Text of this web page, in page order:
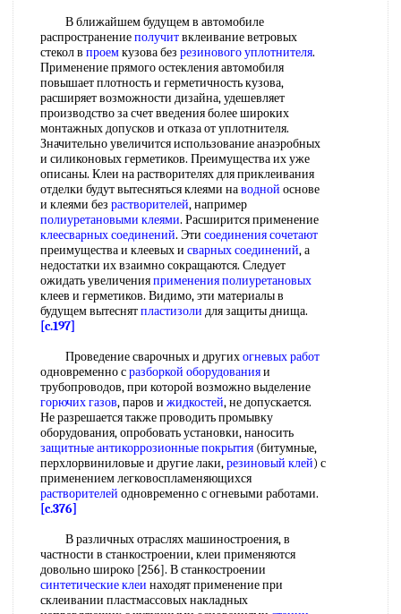
В ближайшем будущем в автомобиле
распространениеполучитвклеивание ветровых
стекол в проемкузова без резинового уплотнителя.
Применение прямого остекления автомобиля
повышает плотность и герметичность кузова,
расширяет возможности дизайна, удешевляет
производство за счет введения более широких
монтажных допусков и отказа от уплотнителя.
Значительно увеличится использование анаэробных
и силиконовых герметиков. Преимущества их уже
описаны. Клеи на растворителях для приклеивания
отделки будут вытесняться клеями наводной основе
и клеями без растворителей, например
полиуретановыми клеями. Расширится применение
клеесварных соединений. Эти соединения сочетают
преимущества и клеевых и сварных соединений, а
недостатки их взаимно сокращаются. Следует
ожидать увеличенияприменения полиуретановых
клеев и герметиков. Видимо, эти материалы в
будущем вытеснятпластизоли для защиты днища.
[c.197]
Проведение сварочных и другихогневых работ
одновременно сразборкой оборудованияи
трубопроводов, при которой возможно выделение
горючих газов, паров и жидкостей, не допускается.
Не разрешается также проводить промывку
оборудования, опробовать установки, наносить
защитные антикоррозионные покрытия (битумные,
перхлорвиниловые и другие лаки,резиновый клей) с
применением легковоспламеняющихся
растворителей одновременно с огневыми работами.
[c.376]
В различных отраслях машиностроения, в
частности в станкостроении, клеи применяются
довольно широко [256]. В станкостроении
синтетические клеи находят применение при
склеивании пластмассовых накладных